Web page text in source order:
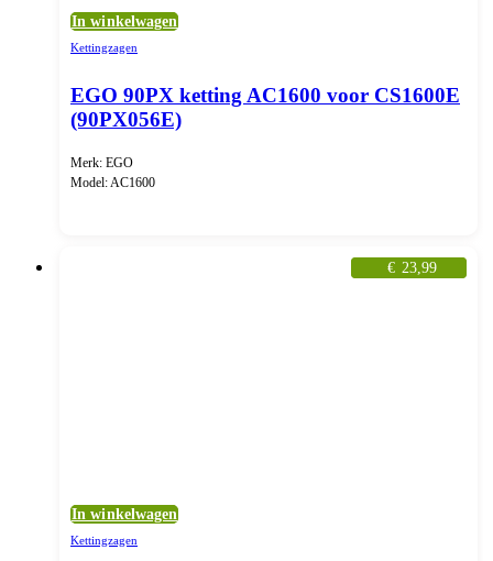
In winkelwagen
Kettingzagen
EGO 90PX ketting AC1600 voor CS1600E
(90PX056E)
Merk: EGO
Model: AC1600
€ 23,99
In winkelwagen
Kettingzagen